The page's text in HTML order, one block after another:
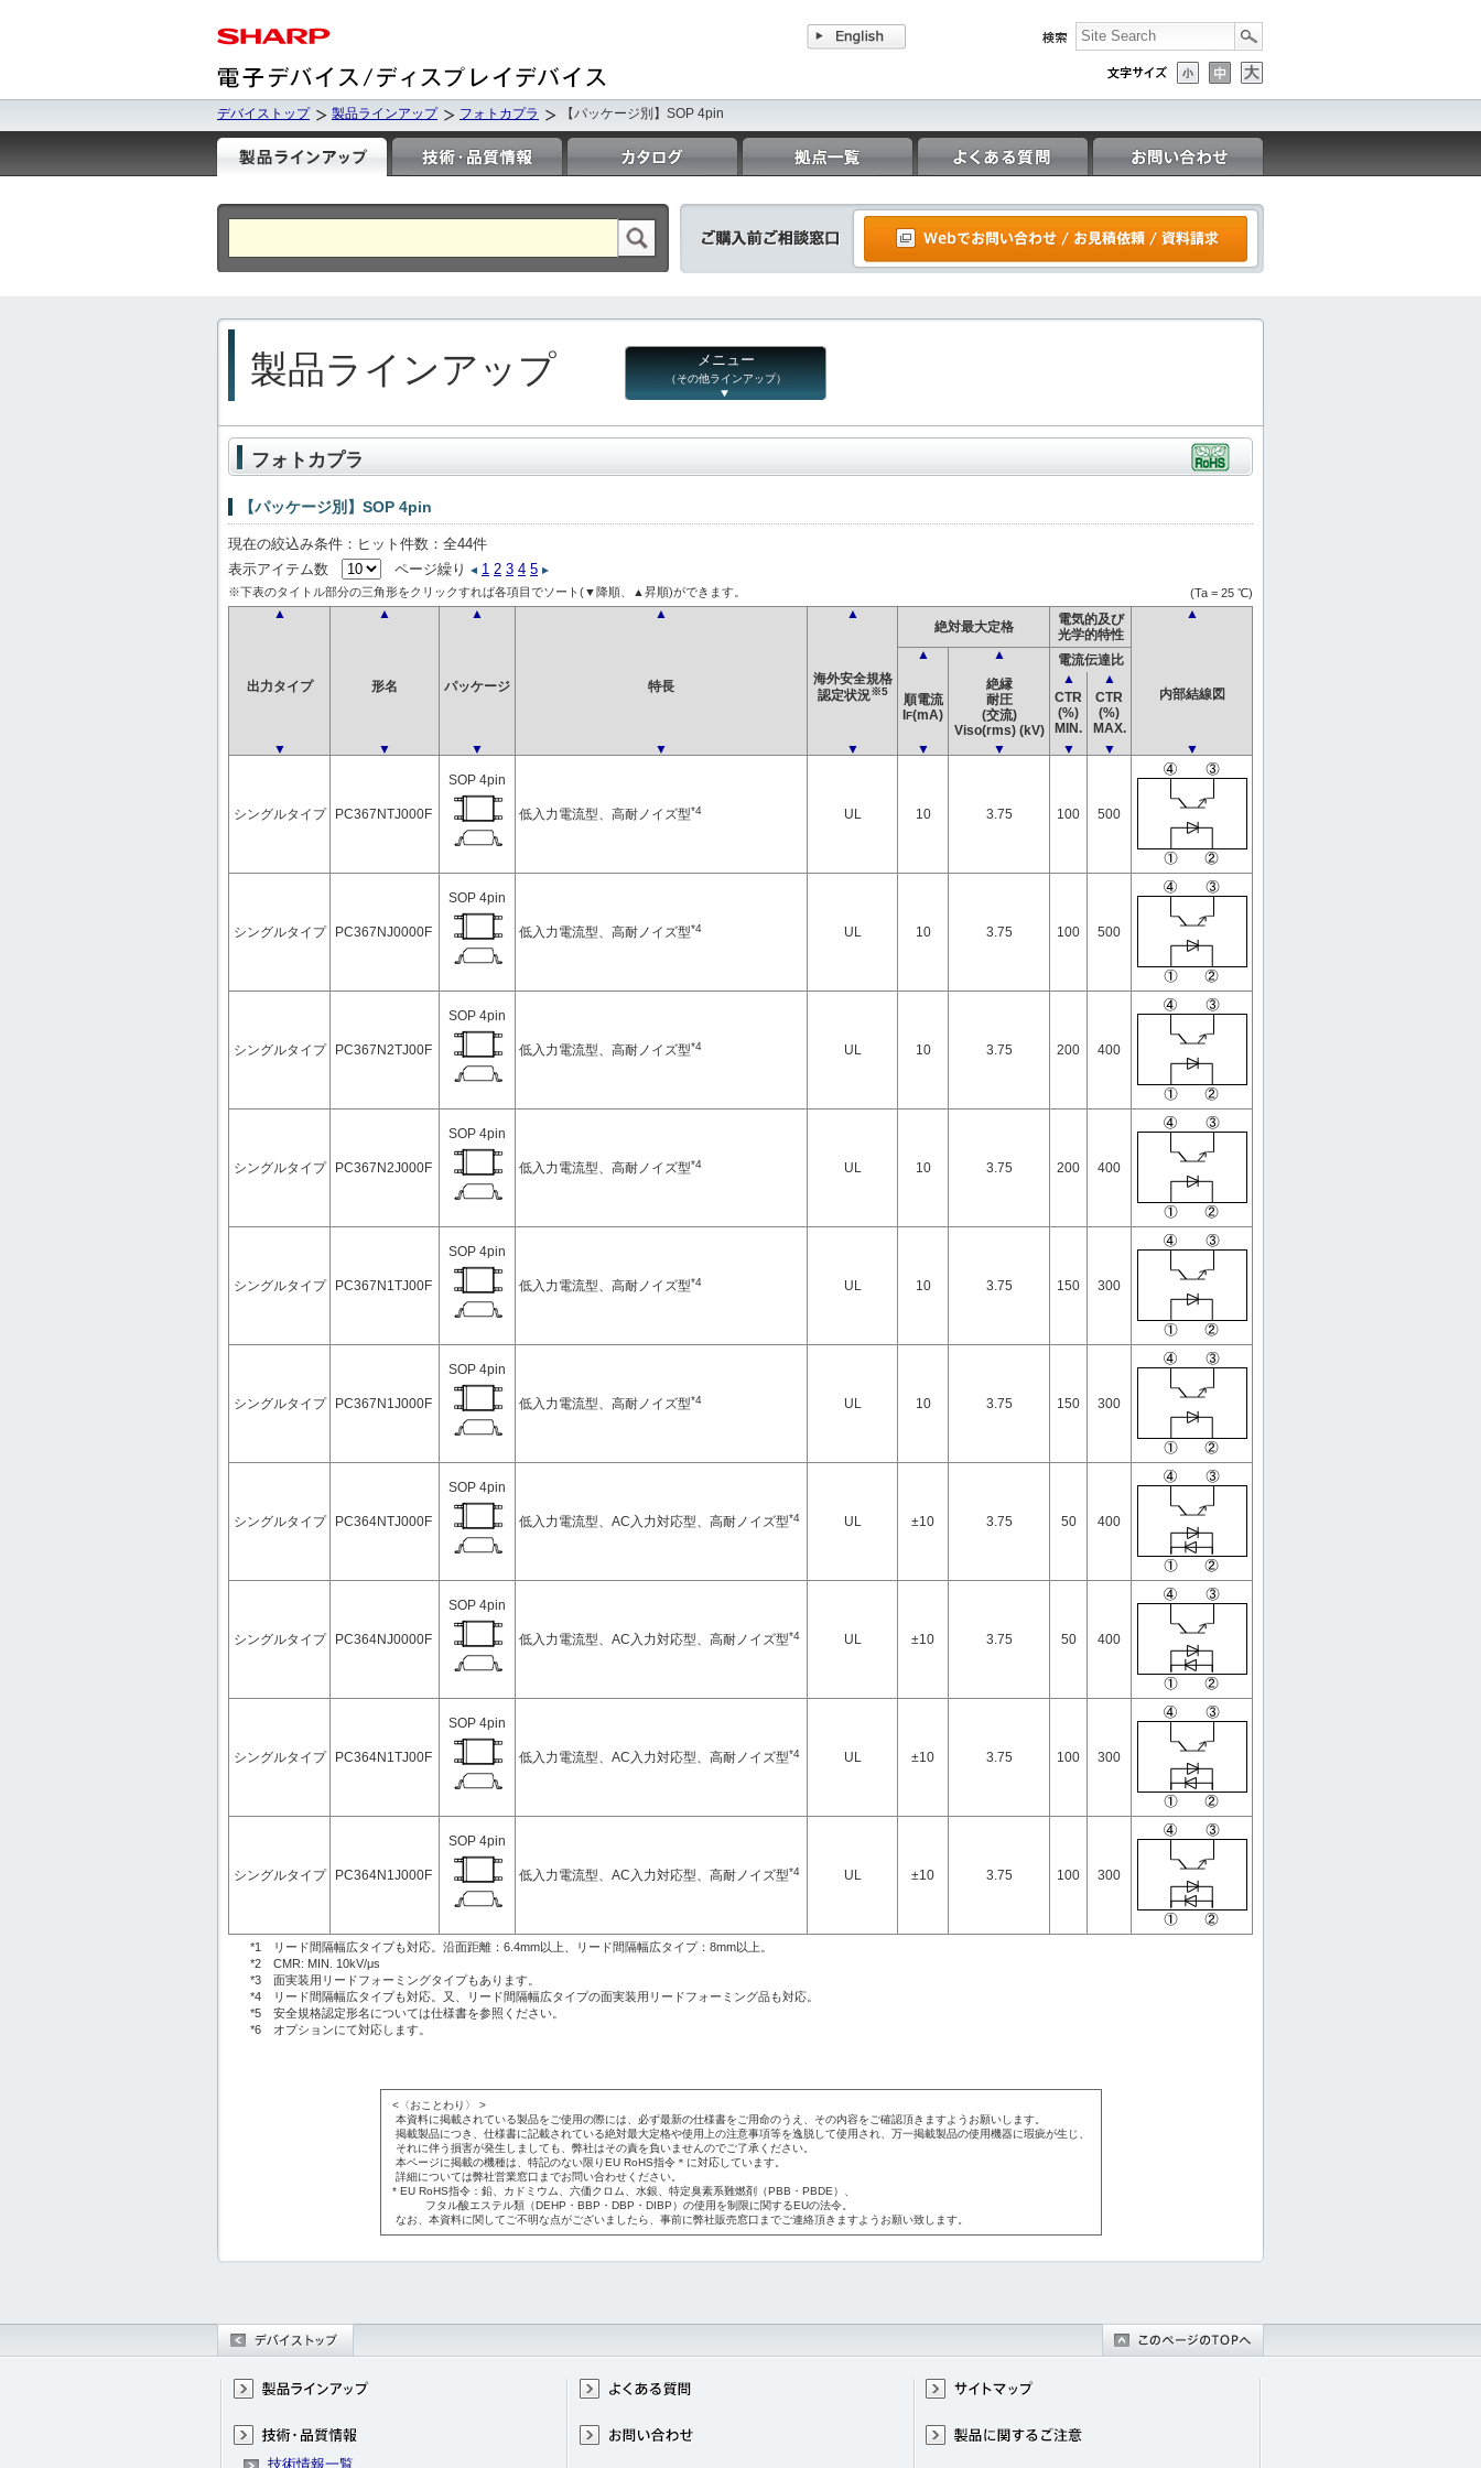
デバイストップ 製品ラインアップ フォトカプラ 【パッケージ別】SOP 4pin
製品ラインアップ メニュー
（その他ラインアップ）
フォトカプラ
【パッケージ別】SOP 4pin
現在の絞込み条件：ヒット件数：全44件
表示アイテム数
ページ繰り 1 2 3 4 5
※下表のタイトル部分の三角形をクリックすれば各項目でソート(▼降順、▲昇順)ができます。 (Ta = 25 ℃)
▲ ▲ ▲ ▲
▲
絶対最大定格
電気的及び
光学的特性
▲
出力タイプ 形名 パッケージ 特長
海外安全規格
認定状況※5
▲ ▲ 電流伝達比
内部結線図
順電流
IF(mA)
絶縁
耐圧
(交流)
Viso(rms) (kV)
▲
▲
CTR
(%)
MIN.
CTR
(%)
MAX.
▼
▼ ▼ ▼ ▼ ▼ ▼ ▼ ▼ ▼
シングルタイプ PC367NTJ000F
SOP 4pin
低入力電流型、高耐ノイズ型*4 UL 10 3.75 100 500
シングルタイプ PC367NJ0000F
SOP 4pin
低入力電流型、高耐ノイズ型*4 UL 10 3.75 100 500
シングルタイプ PC367N2TJ00F
SOP 4pin
低入力電流型、高耐ノイズ型*4 UL 10 3.75 200 400
シングルタイプ PC367N2J000F
SOP 4pin
低入力電流型、高耐ノイズ型*4 UL 10 3.75 200 400
シングルタイプ PC367N1TJ00F
SOP 4pin
低入力電流型、高耐ノイズ型*4 UL 10 3.75 150 300
シングルタイプ PC367N1J000F
SOP 4pin
低入力電流型、高耐ノイズ型*4 UL 10 3.75 150 300
シングルタイプ PC364NTJ000F
SOP 4pin
低入力電流型、AC入力対応型、高耐ノイズ型*4 UL ±10 3.75 50 400
シングルタイプ PC364NJ0000F
SOP 4pin
低入力電流型、AC入力対応型、高耐ノイズ型*4 UL ±10 3.75 50 400
シングルタイプ PC364N1TJ00F
SOP 4pin
低入力電流型、AC入力対応型、高耐ノイズ型*4 UL ±10 3.75 100 300
シングルタイプ PC364N1J000F
SOP 4pin
低入力電流型、AC入力対応型、高耐ノイズ型*4 UL ±10 3.75 100 300
*1 リード間隔幅広タイプも対応。沿面距離：6.4mm以上、リード間隔幅広タイプ：8mm以上。
*2 CMR: MIN. 10kV/μs
*3 面実装用リードフォーミングタイプもあります。
*4 リード間隔幅広タイプも対応。又、リード間隔幅広タイプの面実装用リードフォーミング品も対応。
*5 安全規格認定形名については仕様書を参照ください。
*6 オプションにて対応します。
<〈おことわり〉 >
本資料に掲載されている製品をご使用の際には、必ず最新の仕様書をご用命のうえ、その内容をご確認頂きますようお願いします。
掲載製品につき、仕様書に記載されている絶対最大定格や使用上の注意事項等を逸脱して使用され、万一掲載製品の使用機器に瑕疵が生じ、
それに伴う損害が発生しましても、弊社はその責を負いませんのでご了承ください。
本ページに掲載の機種は、特記のない限りEU RoHS指令＊に対応しています。
詳細については弊社営業窓口までお問い合わせください。
* EU RoHS指令：鉛、カドミウム、六価クロム、水銀、特定臭素系難燃剤（PBB・PBDE）、
フタル酸エステル類（DEHP・BBP・DBP・DIBP）の使用を制限に関するEUの法令。
なお、本資料に関してご不明な点がございましたら、事前に弊社販売窓口までご連絡頂きますようお願い致します。
技術情報一覧